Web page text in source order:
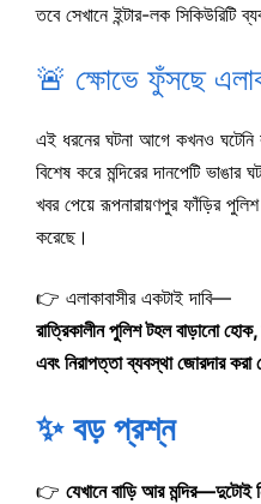
তবে সেখানে ইন্টার-লক সিকিউরিটি
🚨 ক্ষোভে ফুঁসছে
এই ধরনের ঘটনা আগে কখনও ঘটেনি
বিশেষ করে মন্দিরের দানপেটি
খবর পেয়ে রূপনারায়ণপুর ফাঁড়ির
করেছে।
👉 এলাকাবাসীর একটাই দাবি—
রাত্রিকালীন পুলিশ টহল বাড়ানো
এবং নিরাপত্তা ব্যবস্থা জোরদার
✨ বড় প্রশ্ন
👉 যেখানে বাড়ি আর মন্দির—দুটোই